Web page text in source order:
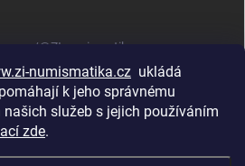
numismatika.cz ukládá
k jeho správnému
služeb s jejich používáním
zde.
@ZInumismatika
shop Golfstart Houby a bylinky